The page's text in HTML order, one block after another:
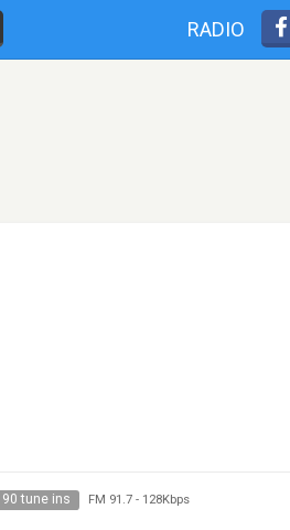
RADIO
90 tune ins FM 91.7- 128Kbps